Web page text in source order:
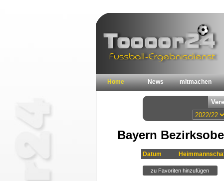
Home News mitmachen
Bayern
Datum